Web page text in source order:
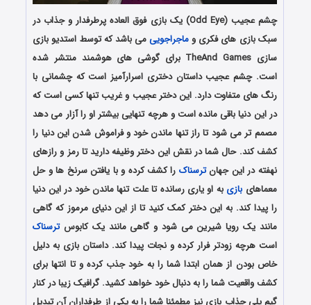
چشم عجیب (Odd Eye) یک بازی فوق العاده پرطرفدار و جذاب در
سبک بازی های فکری و ماجراجوییمی باشد که توسط استدیو بازی
سازی TheAnd Games برای گوشی های هوشمند منتشر شده
است. چشم عجیب داستان دختری اسرارآمیز است که چشمانی با
رنگ های متفاوت دارد. این دختر عجیب و غریب تنها کسی است که
در این دنیا باقی مانده است و هرچه تنهایی بیشتر او را آزار می دهد
مصمم تر می شود تا راز تنها ماندن خود و فراموش شدن این دنیا را
کشف کند. حال شما در نقش این دختر وظیفه دارید تا رمز و رازهای
نهفته در این جهانترسناک را کشف کرده و با یافتن سرنخ ها و حل
معماهای بازی به او یاری رسانده تا علت تنها ماندن خود در این دنیا
را پیدا کند. به این دختر کمک کنید تا از این دنیای مرموز که گاهی
مانند یک رویا شیرین می شود و گاهی مانند یک کابوسترسناک
است هرچه زودتر فرار کرده و نجات پیدا کند. داستان بازی به دلیل
خاص بودن از همان ابتدا شما را به خود جذب کرده و تا انتها برای
کشف واقعیت شما را به دنبال خود خواهد کشید. گرافیک زیبا در کنار
گیم پلی جذاب بازی نیز مطمئنا شما را به یکی از طرفداران آن تبدیل